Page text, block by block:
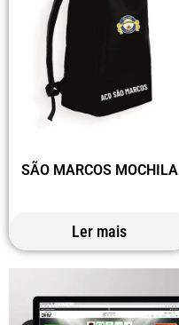
SÃO MARCOS MOCHILA
Ler mais